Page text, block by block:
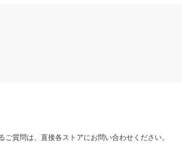
質問は、直接各ストアにお問い合わせください。